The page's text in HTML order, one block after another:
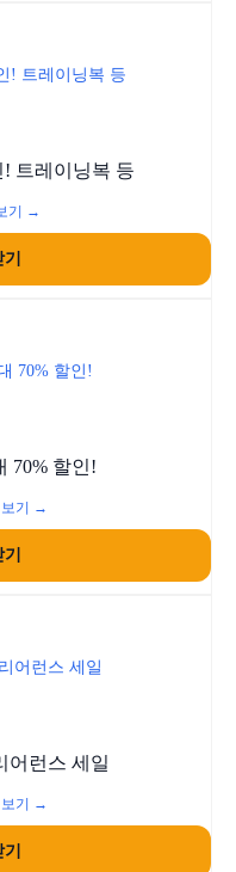
! 트레이닝복 등
기 →
70% 할인!
보기 →
어런스 세일
보기 →